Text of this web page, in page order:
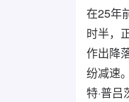
在25年
时半，
作出降
纷减速
特·普